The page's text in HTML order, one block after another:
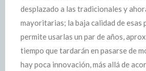
desplazado a las tradicionales y
mayoritarias; la baja calidad de esas
permite usarlas un par de años,
tiempo que tardarán en pasarse de
hay poca innovación, más allá de